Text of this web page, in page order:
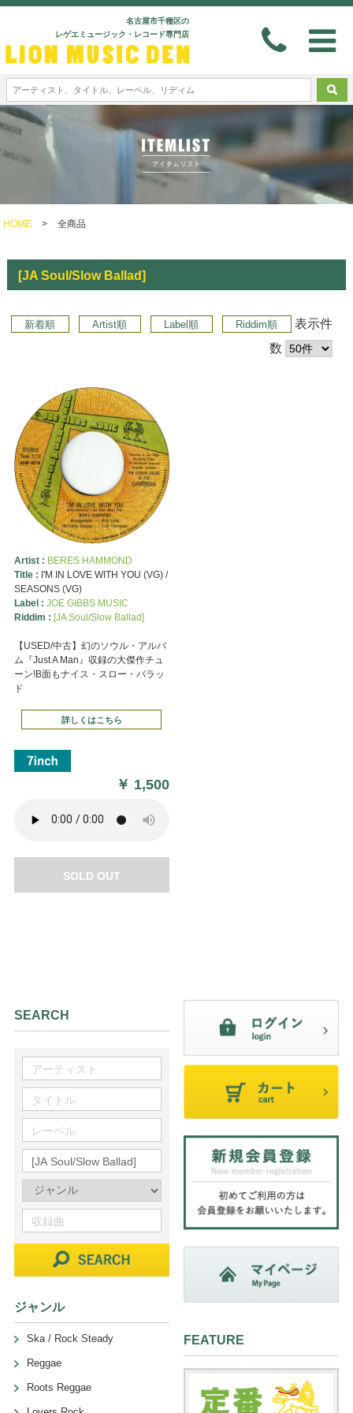
名古屋市千種区の
レゲエミュージック・レコード専門店
HOME > 全商品
[JA Soul/Slow Ballad]
新着順 Artist順 Label順 Riddim順
表示件
数
Artist : BERES HAMMOND
Title : I'M IN LOVE WITH YOU (VG) /
SEASONS (VG)
Label : JOE GIBBS MUSIC
Riddim : [JA Soul/Slow Ballad]
【USED/中古】幻のソウル・アルバ
ム『Just A Man』収録の大傑作チュ
ーン!B面もナイス・スロー・バラッ
ド
詳しくはこちら
￥ 1,500
SOLD OUT
SEARCH
ジャンル
Ska / Rock Steady
Reggae
Roots Reggae
FEATURE